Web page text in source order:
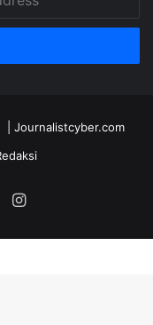
Journalistcyber.com
Instagram